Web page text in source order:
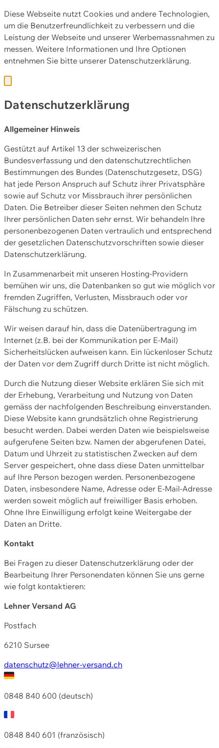
Diese Webseite nutzt Cookies und andere Technologien,
um die Benutzerfreundlichkeit zu verbessern und die
Leistung der Webseite und unserer Werbemassnahmen zu
messen. Weitere Informationen und Ihre Optionen
entnehmen Sie bitte unserer Datenschutzerklärung.
Datenschutzerklärung
Allgemeiner Hinweis
Gestützt auf Artikel 13 der schweizerischen
Bundesverfassung und den datenschutzrechtlichen
Bestimmungen des Bundes (Datenschutzgesetz, DSG)
hat jede Person Anspruch auf Schutz ihrer Privatsphäre
sowie auf Schutz vor Missbrauch ihrer persönlichen
Daten. Die Betreiber dieser Seiten nehmen den Schutz
Ihrer persönlichen Daten sehr ernst. Wir behandeln Ihre
personenbezogenen Daten vertraulich und entsprechend
der gesetzlichen Datenschutzvorschriften sowie dieser
Datenschutzerklärung.
In Zusammenarbeit mit unseren Hosting-Providern
bemühen wir uns, die Datenbanken so gut wie möglich vor
fremden Zugriffen, Verlusten, Missbrauch oder vor
Fälschung zu schützen.
Wir weisen darauf hin, dass die Datenübertragung im
Internet (z.B. bei der Kommunikation per E-Mail)
Sicherheitslücken aufweisen kann. Ein lückenloser Schutz
der Daten vor dem Zugriff durch Dritte ist nicht möglich.
Durch die Nutzung dieser Website erklären Sie sich mit
der Erhebung, Verarbeitung und Nutzung von Daten
gemäss der nachfolgenden Beschreibung einverstanden.
Diese Website kann grundsätzlich ohne Registrierung
besucht werden. Dabei werden Daten wie beispielsweise
aufgerufene Seiten bzw. Namen der abgerufenen Datei,
Datum und Uhrzeit zu statistischen Zwecken auf dem
Server gespeichert, ohne dass diese Daten unmittelbar
auf Ihre Person bezogen werden. Personenbezogene
Daten, insbesondere Name, Adresse oder E-Mail-Adresse
werden soweit möglich auf freiwilliger Basis erhoben.
Ohne Ihre Einwilligung erfolgt keine Weitergabe der
Daten an Dritte.
Kontakt
Bei Fragen zu dieser Datenschutzerklärung oder der
Bearbeitung Ihrer Personendaten können Sie uns gerne
wie folgt kontaktieren:
Lehner Versand AG
Postfach
6210 Sursee
datenschutz@lehner-versand.ch
0848 840 600 (deutsch)
0848 840 601 (französisch)